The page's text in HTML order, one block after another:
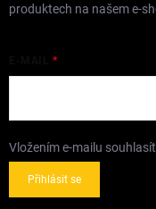
produktech na našem e-
Vložením e-mailu
Přihlásit se